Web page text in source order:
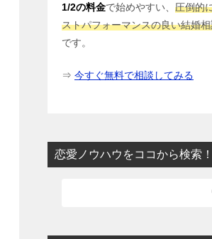
1/2の料金で始めやすい、 圧倒的
ストパフォーマンスの良い結婚
です。
⇒ 今すぐ無料で相談してみる
恋愛ノウハウをココから検索！